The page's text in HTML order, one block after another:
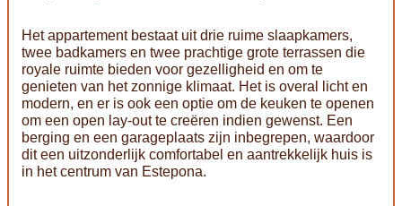
Het appartement bestaat uit drie ruime slaapkamers,
twee badkamers en twee prachtige grote terrassen die
royale ruimte bieden voor gezelligheid en om te
genieten van het zonnige klimaat. Het is overal licht en
modern, en er is ook een optie om de keuken te openen
om een open lay-out te creëren indien gewenst. Een
berging en een garageplaats zijn inbegrepen, waardoor
dit een uitzonderlijk comfortabel en aantrekkelijk huis is
in het centrum van Estepona.